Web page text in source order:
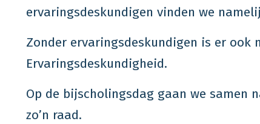
ervaringsdeskundigen vinden we
Zonder ervaringsdeskundigen is er ook
Ervaringsdeskundigheid.
Op de bijscholingsdag gaan we samen
zo’n raad.